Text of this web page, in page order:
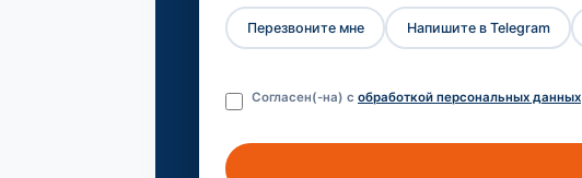
Перезвоните мне Напишите в Telegram
Согласен(-на) с обработкой персональных данных